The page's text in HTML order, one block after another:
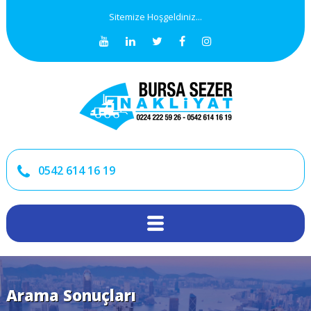
Sitemize Hoşgeldiniz...
0542 614 16 19
Arama Sonuçları